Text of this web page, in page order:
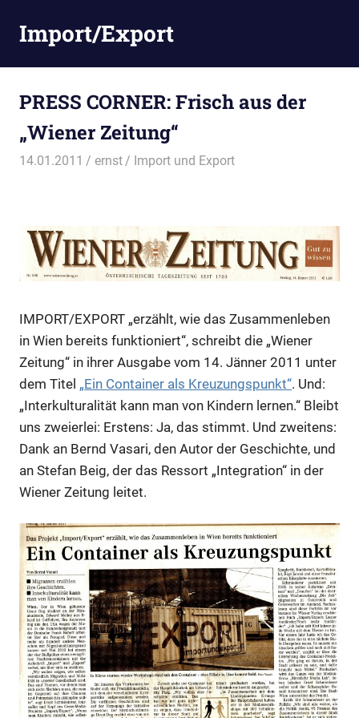
InhaltImport/Export
PRESS CORNER: Frisch aus der
„Wiener Zeitung“
14.01.2011 ernst Import und Export
IMPORT/EXPORT „erzählt, wie das Zusammenleben
in Wien bereits funktioniert“, schreibt die „Wiener
Zeitung“ in ihrer Ausgabe vom 14. Jänner 2011 unter
dem Titel „Ein Container als Kreuzungspunkt“. Und:
„Interkulturalität kann man von Kindern lernen.“ Bleibt
uns zweierlei: Erstens: Ja, das stimmt. Und zweitens:
Dank an Bernd Vasari, den Autor der Geschichte, und
an Stefan Beig, der das Ressort „Integration“ in der
Wiener Zeitung leitet.